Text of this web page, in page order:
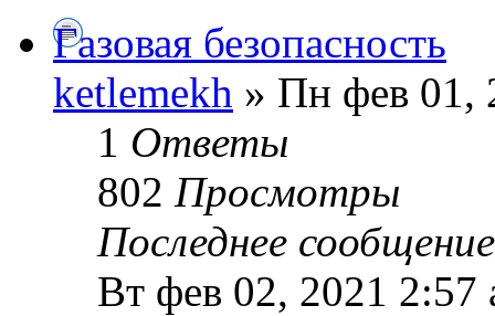
Газовая безопасность
ketlemekh » Пн фев 01,
1 Ответы
802 Просмотры
Последнее
Вт фев 02, 2021 2:57